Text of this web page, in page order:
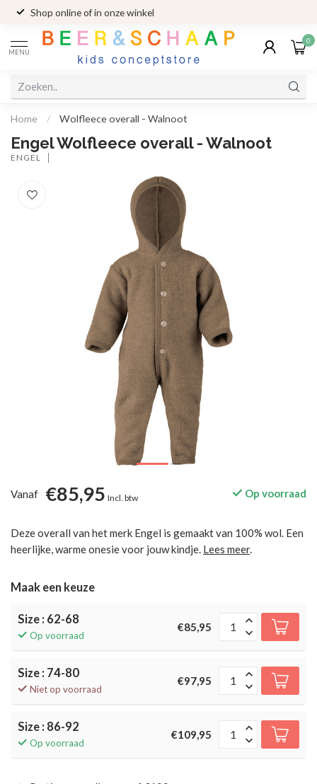
Shop online of in onze winkel
MENU
0
Home / Wolfleece overall - Walnoot
Engel Wolfleece overall - Walnoot
ENGEL
Vanaf €85,95 Incl. btw Op voorraad
Deze overall van het merk Engel is gemaakt van 100% wol. Een
heerlijke, warme onesie voor jouw kindje. Lees meer.
Maak een keuze
Size : 62-68
Op voorraad
€85,95
Size : 74-80
Niet op voorraad
€97,95
Size : 86-92
Op voorraad
€109,95